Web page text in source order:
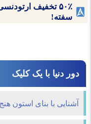
۵۰٪ تخفیف
سفته!
دور دنیا با یک کلیک
آشنایی با بنای استون هنج